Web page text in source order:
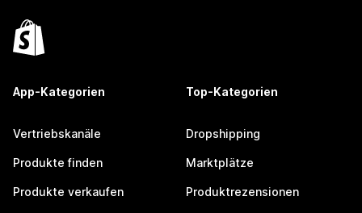
App-Kategorien
Vertriebskanäle
Produkte finden
Produkte verkaufen
Top-Kategorien
Dropshipping
Marktplätze
Produktrezensionen